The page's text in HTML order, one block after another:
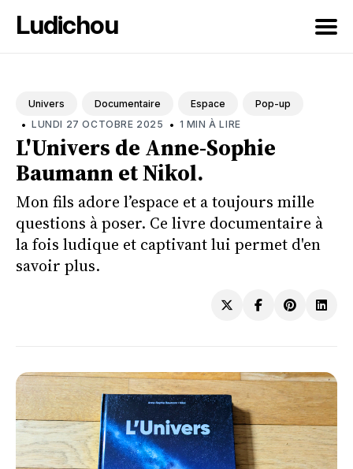
Ludichou
blog
Univers Documentaire Espace Pop-up
• LUNDI 27 OCTOBRE 2025 • 1 MIN À LIRE
L'Univers de Anne-Sophie
Baumann et Nikol.
Mon fils adore l’espace et a toujours mille
questions à poser. Ce livre documentaire à
la fois ludique et captivant lui permet d'en
savoir plus.